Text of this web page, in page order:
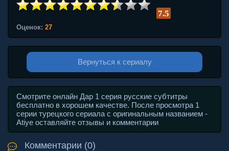
7.5
Оценок: 27
Вернуться к сериалу
Смотрите онлайн Дар 1 серия русские субтитры
бесплатно в хорошем качестве. После просмотра 1
серии турецкого сериала с оригинальным названием -
Atiye оставляйте отзывы и комментарии
Комментарии (0)